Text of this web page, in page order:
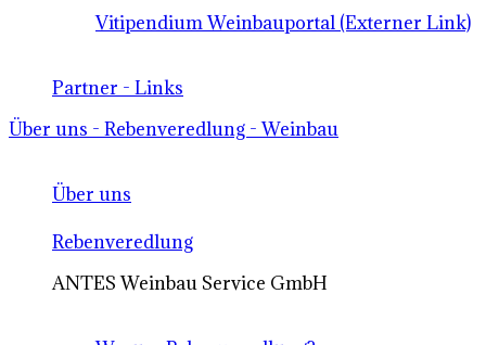
Vitipendium Weinbauportal (Externer Link)
Partner - Links
Über uns - Rebenveredlung - Weinbau
Über uns
Rebenveredlung
ANTES Weinbau Service GmbH